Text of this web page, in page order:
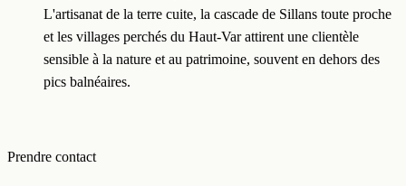
L'artisanat de la terre cuite, la cascade de Sillans toute proche
et les villages perchés du Haut-Var attirent une clientèle
sensible à la nature et au patrimoine, souvent en dehors des
pics balnéaires.
Prendre contact